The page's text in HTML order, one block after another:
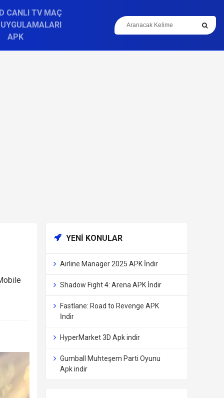
CANLI TV MAÇ
APK
YENI KONULAR
Airline Manager 2025 APK İndir
Shadow Fight 4: Arena APK İndir
Fastlane: Road to Revenge APK
İndir
HyperMarket 3D Apk indir
Gumball Muhteşem Parti Oyunu
Apk indir